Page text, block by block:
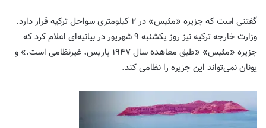
گفتنی است که جزیره «مئیس» در ۲ کیلومتری سواحل ترکیه قرار دارد.
وزارت خارجه ترکیه نیز روز یکشنبه ۹ شهریور در بیانیه‌ای اعلام کرد که
جزیره «مئیس» «طبق معاهده سال ۱۹۴۷ پاریس، غیرنظامی است.» و
یونان نمی‌تواند این جزیره را نظامی کند.